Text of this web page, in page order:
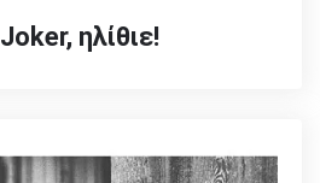
ηλίθιε!